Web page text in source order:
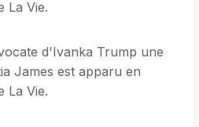
La Vie.
d'Ivanka Trump une
James est apparu en
La Vie.